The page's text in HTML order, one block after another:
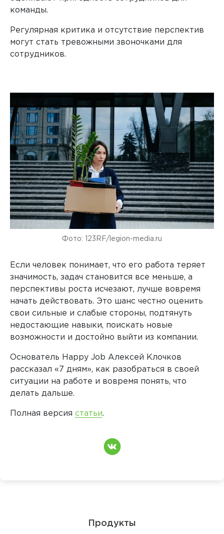
Любые внешние и внутренние исследования
команды.
Регулярная критика и отсутствие перспектив
могут стать тревожными звоночками для
сотрудников.
Фото: 123RF/legion-media.ru
Если человек понимает, что его работа теряет
значимость, задач становится все меньше, а
перспективы роста исчезают, лучше вовремя
начать действовать. Это шанс честно оценить
свои сильные и слабые стороны, подтянуть
недостающие навыки, поискать новые
возможности и достойно выйти из компании.
Основатель Happy Job Алексей Клочков
рассказал «7 дням», как разобраться в своей
ситуации на работе и вовремя понять, что
делать дальше.
Полная версия статьи.
Продукты